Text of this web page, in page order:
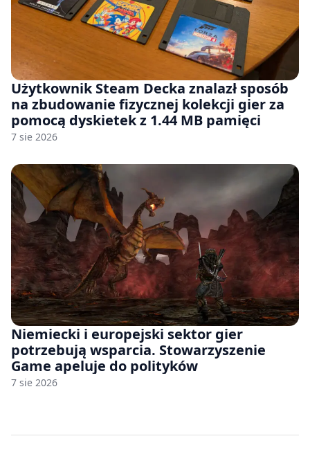
Użytkownik Steam Decka znalazł sposób
na zbudowanie fizycznej kolekcji gier za
pomocą dyskietek z 1.44 MB pamięci
7 sie 2026
Niemiecki i europejski sektor gier
potrzebują wsparcia. Stowarzyszenie
Game apeluje do polityków
7 sie 2026